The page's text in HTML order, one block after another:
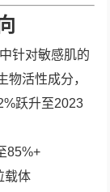
针对敏感肌的
物活性成分，
跃升至2023
85%+
载体